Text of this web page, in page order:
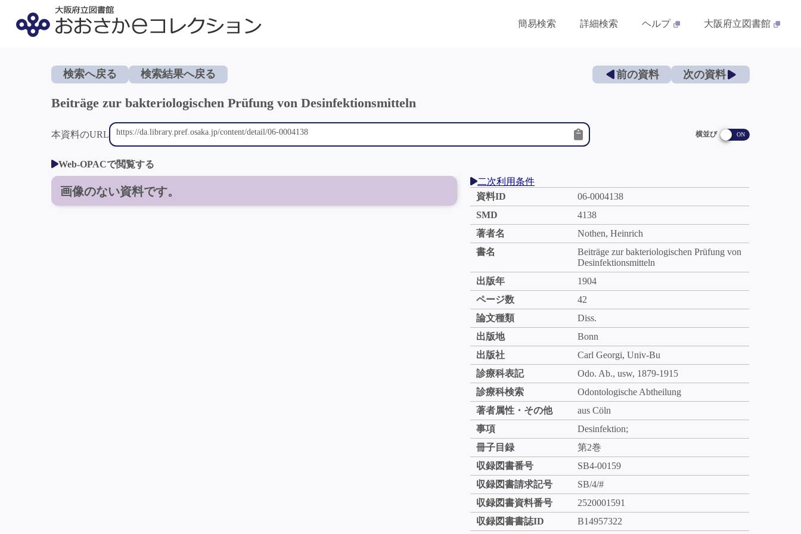
簡易検索 詳細検索 ヘルプ 大阪府立図書館
検索へ戻る 検索結果へ戻る 前の資料 次の資料
Beiträge zur bakteriologischen Prüfung von Desinfektionsmitteln
本資料のURL 横並び
Web-OPACで閲覧する
画像のない資料です。
二次利用条件
資料ID
06-0004138
SMD
4138
著者名
Nothen, Heinrich
書名
Beiträge zur bakteriologischen Prüfung von
Desinfektionsmitteln
出版年
1904
ページ数
42
論文種類
Diss.
出版地
Bonn
出版社
Carl Georgi, Univ-Bu
診療科表記
Odo. Ab., usw, 1879-1915
診療科検索
Odontologische Abtheilung
著者属性・その他
aus Cöln
事項
Desinfektion;
冊子目録
第2巻
収録図書番号
SB4-00159
収録図書請求記号
SB/4/#
収録図書資料番号
2520001591
収録図書書誌ID
B14957322